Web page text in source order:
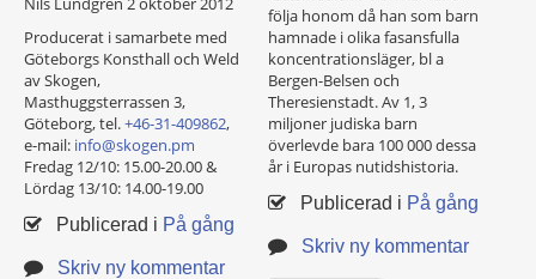
Producerat i samarbete med
Göteborgs Konsthall och Weld
av Skogen,
Masthuggsterrassen 3,
Göteborg, tel.+46-31-409862,
e-mail: info@skogen.pm
Fredag 12/10: 15.00-20.00 &
Lördag 13/10: 14.00-19.00
Publicerad i På gång
Skriv ny kommentar
följa honom då han som barn
hamnade i olika fasansfulla
koncentrationsläger, bl a
Bergen-Belsen och
Theresienstadt. Av 1, 3
miljoner judiska barn
överlevde bara 100 000 dessa
år i Europas nutidshistoria.
Publicerad i På gång
Skriv ny kommentar